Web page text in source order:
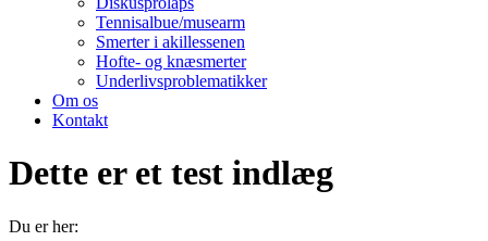
Tennisalbue/musearm
Smerter i akillessenen
Hofte- og knæsmerter
Underlivsproblematikker
Om os
Kontakt
Dette er et test indlæg
Du er her: